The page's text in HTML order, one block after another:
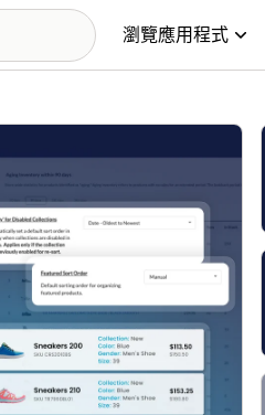
瀏覽應用程式